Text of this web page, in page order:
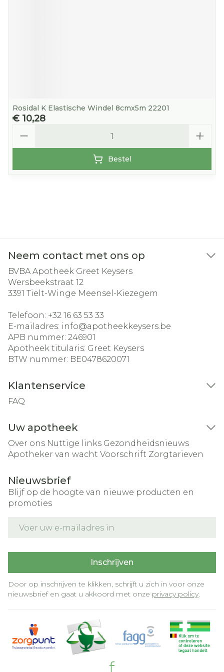
Rosidal K Elastische Windel 8cmx5m 22201
€ 10,28
Bestel
Neem contact met ons op
BVBA Apotheek Greet Keysers
Wersbeekstraat 12
3391 Tielt-Winge Meensel-Kiezegem
Telefoon: +32 16 63 53 33
E-mailadres: info@apotheekkeysers.be
APB nummer: 246901
Apotheek titularis: Greet Keysers
BTW nummer: BE0478620071
Klantenservice
FAQ
Uw apotheek
Over ons Nuttige links Gezondheidsnieuws
Apotheker van wacht Voorschrift Zorgtarieven
Nieuwsbrief
Blijf op de hoogte van nieuwe producten en
promoties
Inschrijven
Door op inschrijven te klikken, schrijft u zich in voor onze
nieuwsbrief en gaat u akkoord met onze privacy policy.